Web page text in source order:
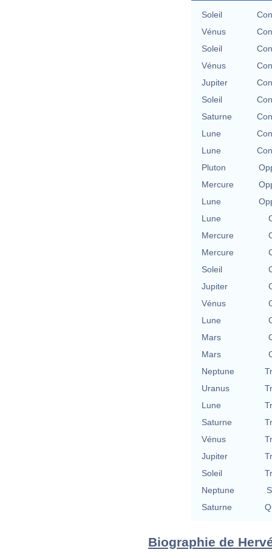
Soleil
Vénus
Soleil
Vénus
Jupiter
Soleil
Saturne
Lune
Lune
Pluton
Mercure
Lune
Lune
Mercure
Mercure
Soleil
Jupiter
Vénus
Lune
Mars
Mars
Neptune
Uranus
Lune
Saturne
Vénus
Jupiter
Soleil
Neptune
Saturne
Biographie de